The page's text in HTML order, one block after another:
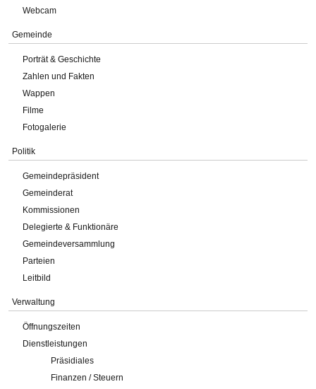
Webcam
Gemeinde
Porträt & Geschichte
Zahlen und Fakten
Wappen
Filme
Fotogalerie
Politik
Gemeindepräsident
Gemeinderat
Kommissionen
Delegierte & Funktionäre
Gemeindeversammlung
Parteien
Leitbild
Verwaltung
Öffnungszeiten
Dienstleistungen
Präsidiales
Finanzen / Steuern